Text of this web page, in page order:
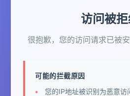
访问被
很抱歉，您的访问请求已被安
可能的拦截原因
您的IP地址被识别为恶意访